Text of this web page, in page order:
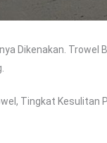
Dikenakan. Trowel
Tingkat Kesulitan